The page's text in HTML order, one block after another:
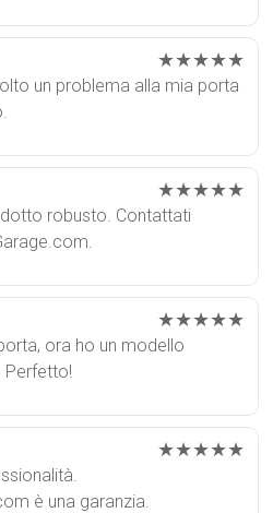
★★★★★
un problema alla mia porta
★★★★★
robusto. Contattati
★★★★★
ora ho un modello
Perfetto!
★★★★★
è una garanzia.